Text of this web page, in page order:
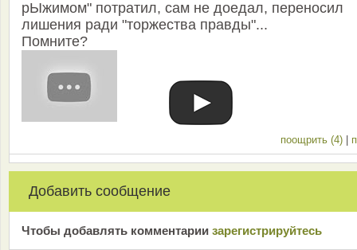
рЫжимом" потратил, сам не доедал, переносил
лишения ради "торжества правды"...
Помните?
поощрить (4)
Добавить сообщение
Чтобы добавлять комментарии зарeгиcтрирyйтeсь